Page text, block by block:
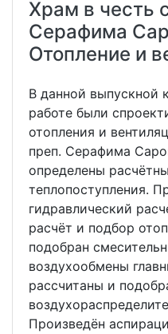
Храм в честь
Серафима
Отопление и
В данной выпускной
работе были
отопления и
преп. Серафима
определены
теплопоступления.
гидравлический
расчёт и подбор
подобран
воздухообмены
рассчитаны и
Произведён